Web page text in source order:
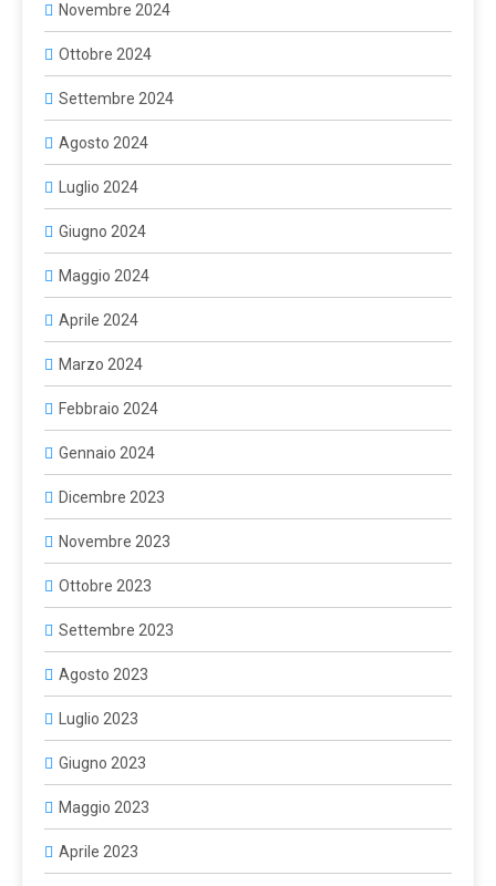
Novembre 2024
Ottobre 2024
Settembre 2024
Agosto 2024
Luglio 2024
Giugno 2024
Maggio 2024
Aprile 2024
Marzo 2024
Febbraio 2024
Gennaio 2024
Dicembre 2023
Novembre 2023
Ottobre 2023
Settembre 2023
Agosto 2023
Luglio 2023
Giugno 2023
Maggio 2023
Aprile 2023